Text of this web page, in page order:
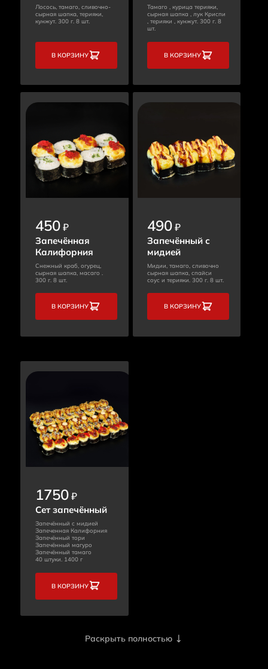
Лосось, тамаго, сливочно-
сырная шапка, терияки,
кунжут. 300 г. 8 шт.
В КОРЗИНУ
Тамаго , курица терияки,
сырная шапка , лук Криспи
, терияки , кунжут. 300 г. 8
шт.
В КОРЗИНУ
450₽
Запечённая
Калифорния
Снежный краб, огурец,
сырная шапка, масаго .
300 г. 8 шт.
В КОРЗИНУ
490₽
Запечённый с
мидией
Мидии, тамаго, сливочно
сырная шапка, спайси
соус и терияки. 300 г. 8 шт.
В КОРЗИНУ
1750₽
Сет запечённый
Запечённый с мидией
Запеченная Калифорния
Запечённый тори
Запечённый магуро
Запечённый тамаго
40 штуки. 1400 г
В КОРЗИНУ
Раскрыть полностью